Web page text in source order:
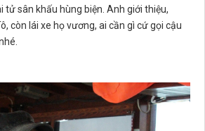
tử sân khấu hùng biện. Anh giới thiệu,
còn lái xe họ vương, ai cần gì cứ gọi cậu